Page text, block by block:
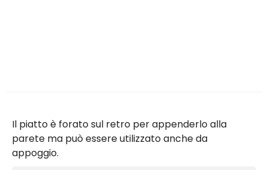
Il piatto è forato sul retro per appenderlo alla
parete ma può essere utilizzato anche da
appoggio.